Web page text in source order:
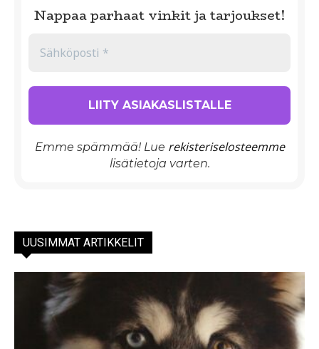
Nappaa parhaat vinkit ja tarjoukset!
Emme spämmää! Lue rekisteriselosteemme
lisätietoja varten.
UUSIMMAT ARTIKKELIT